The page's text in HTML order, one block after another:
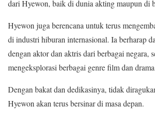
dari Hyewon, baik di dunia akting maupun di
Hyewon juga berencana untuk terus
di industri hiburan internasional. Ia berharap
dengan aktor dan aktris dari berbagai negara,
mengeksplorasi berbagai genre film dan
Dengan bakat dan dedikasinya, tidak
Hyewon akan terus bersinar di masa depan.